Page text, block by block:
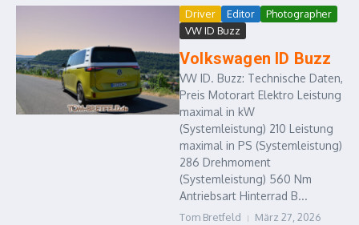
Driver Editor
Photographer
VW ID Buzz
Volkswagen ID Buzz
VW ID. Buzz: Technische Daten,
Preis Motorart Elektro Leistung
maximal in kW
(Systemleistung) 210 Leistung
maximal in PS (Systemleistung)
286 Drehmoment
(Systemleistung) 560 Nm
Antriebsart Hinterrad B...
Tom Bretfeld März 27, 2026